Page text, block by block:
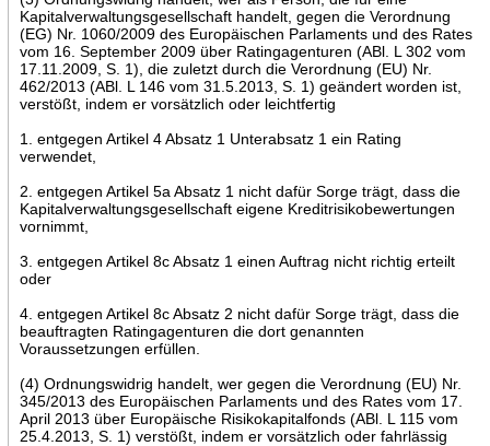
Kapitalverwaltungsgesellschaft handelt, gegen die Verordnung
(EG) Nr. 1060/2009 des Europäischen Parlaments und des Rates
vom 16. September 2009 über Ratingagenturen (ABl. L 302 vom
17.11.2009, S. 1), die zuletzt durch die Verordnung (EU) Nr.
462/2013 (ABl. L 146 vom 31.5.2013, S. 1) geändert worden ist,
verstößt, indem er vorsätzlich oder leichtfertig
1. entgegen Artikel 4 Absatz 1 Unterabsatz 1 ein Rating
verwendet,
2. entgegen Artikel 5a Absatz 1 nicht dafür Sorge trägt, dass die
Kapitalverwaltungsgesellschaft eigene Kreditrisikobewertungen
vornimmt,
3. entgegen Artikel 8c Absatz 1 einen Auftrag nicht richtig erteilt
oder
4. entgegen Artikel 8c Absatz 2 nicht dafür Sorge trägt, dass die
beauftragten Ratingagenturen die dort genannten
Voraussetzungen erfüllen.
(4) Ordnungswidrig handelt, wer gegen die Verordnung (EU) Nr.
345/2013 des Europäischen Parlaments und des Rates vom 17.
April 2013 über Europäische Risikokapitalfonds (ABl. L 115 vom
25.4.2013, S. 1) verstößt, indem er vorsätzlich oder fahrlässig